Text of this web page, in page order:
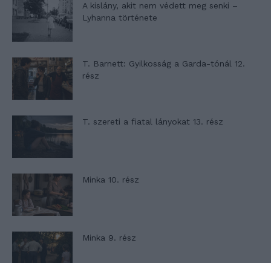
A kislány, akit nem védett meg senki –
Lyhanna története
T. Barnett: Gyilkosság a Garda-tónál 12.
rész
T. szereti a fiatal lányokat 13. rész
Minka 10. rész
Minka 9. rész